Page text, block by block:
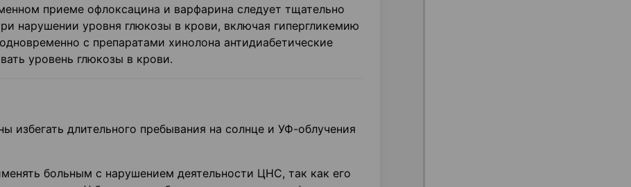
приеме офлоксацина и варфарина следует тщательно
нарушении уровня глюкозы в крови, включая гипергликемию
с препаратами хинолона антидиабетические
уровень глюкозы в крови.
длительного пребывания на солнце и УФ-облучения
больным с нарушением деятельности ЦНС, так как его